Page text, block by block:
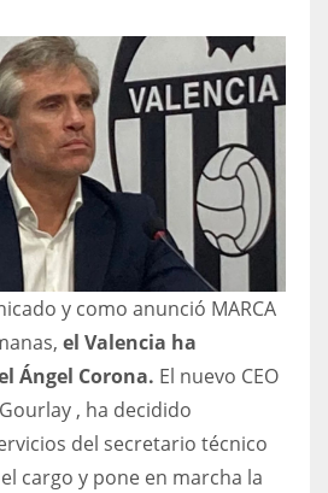
y como anunció MARCA
el Valencia ha
Ángel Corona. El nuevo CEO
, ha decidido
del secretario técnico
cargo y pone en marcha la